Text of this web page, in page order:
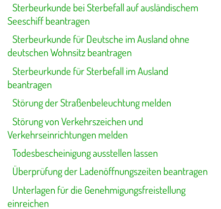
Sterbeurkunde bei Sterbefall auf ausländischem
Seeschiff beantragen
Sterbeurkunde für Deutsche im Ausland ohne
deutschen Wohnsitz beantragen
Sterbeurkunde für Sterbefall im Ausland
beantragen
Störung der Straßenbeleuchtung melden
Störung von Verkehrszeichen und
Verkehrseinrichtungen melden
Todesbescheinigung ausstellen lassen
Überprüfung der Ladenöffnungszeiten beantragen
Unterlagen für die Genehmigungsfreistellung
einreichen